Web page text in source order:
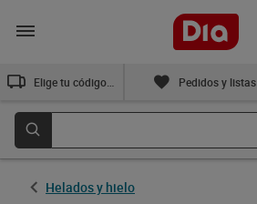
Pedidos y listas
Helados y hielo